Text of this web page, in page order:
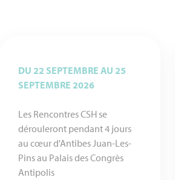
DU 22 SEPTEMBRE AU 25
SEPTEMBRE 2026
Les Rencontres CSH se
dérouleront pendant 4 jours
au cœur d'Antibes Juan-Les-
Pins au Palais des Congrès
Antipolis